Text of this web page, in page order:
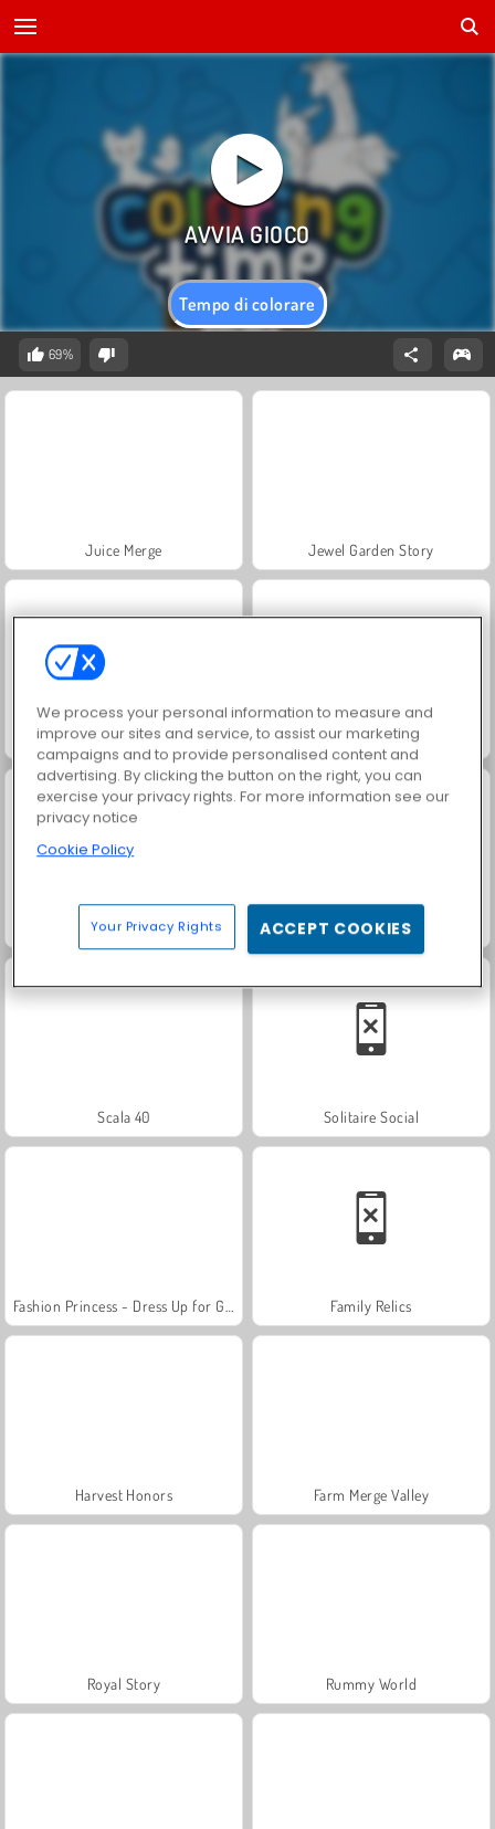
Tempo di colorare
69%
Juice Merge Jewel Garden Story
Trollface Quest: USA 2 Grand Mahjong Connect
Masha and the Bear: Meadows Heroes of Myths
Scala 40 Solitaire Social
Family Relics
Harvest Honors Farm Merge Valley
Royal Story Rummy World
We process your personal information to measure and
improve our sites and service, to assist our marketing
campaigns and to provide personalised content and
advertising. By clicking the button on the right, you can
exercise your privacy rights. For more information see our
privacy notice
Cookie Policy
Your Privacy Rights ACCEPT COOKIES